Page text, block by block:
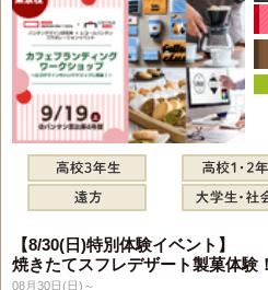
【8/30(日)特別体験イベント】
焼きたてスフレデザート製菓体験！
08月30日(日)～